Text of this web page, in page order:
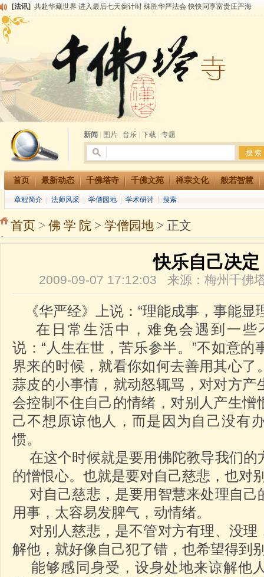
[法讯] 共赴华藏世界 进入最后七天倒计时 殊胜华严法会 快快同享富贵庄严海
[法讯]
清明节祭祖报恩地藏法会
本寺方丈上明下慧尼和尚开讲《六祖坛经》
[法讯]
2015-3-26师父于法堂对大众的开示
[法讯] 广东千佛塔寺云门佛学院女众部 2016年招生简章
[法讯]
恭请海涛法师莅临千佛塔寺弘法
[法讯]
2014年七月大法会 祈福息灾地藏七 冥阳两利普渡群蒙盂兰盆
[法讯]
千佛塔寺云门佛学院女众部2014年招生简章
[法讯] 千佛塔寺兴建佛学院综合大楼缘起
新闻
图片 音乐 下载 专题
首页 最新动态 千佛塔寺 千佛文苑 禅宗文化 般若智慧
章程简介 法师风采 学僧园地 学术研讨 搜索
首页 > 佛 学 院 > 学僧园地 > 正文
快乐自己决定
2009-09-07 17:12:03 来源：梅州千佛
《华严经》上说：“理能成事，事能显
在日常生活中，难免会遇到一些
说：“人生在世，苦乐参半。”不如意的
界来的时候，就看你如何去善用其心了
蒜皮的小事情，就动怒辄骂，对对方产
会控制不住自己的情绪，对别人产生憎
己不想原谅他人，而是因为自己没有
惯。
在这个时候就是要用佛陀教导我们的
的憎恨心。也就是要对自己慈悲，也对
对自己慈悲，是要用智慧来处理自己
用事，太容易发脾气，动情绪。
对别人慈悲，是不管对方有理、没理
解他，就好像自己犯了错，也希望得到
能够感同身受，设身处地来谅解他